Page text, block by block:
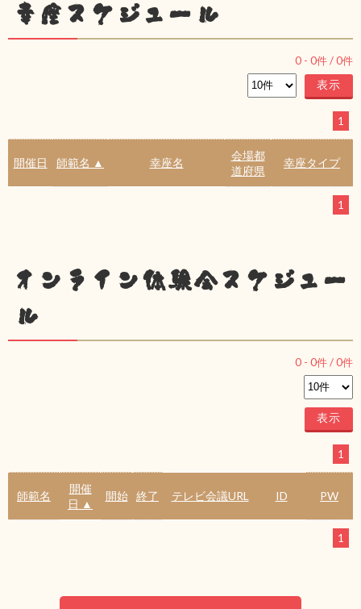
幸座スケジュール
0 - 0件 /0件
1
開催日 師範名 ▲ 幸座名
会場都
道府県
幸座タイプ
1
オンライン体験会スケジュー
ル
0 - 0件 /0件
1
師範名
開催
日 ▲
開始 終了 テレビ会議URL ID PW
1